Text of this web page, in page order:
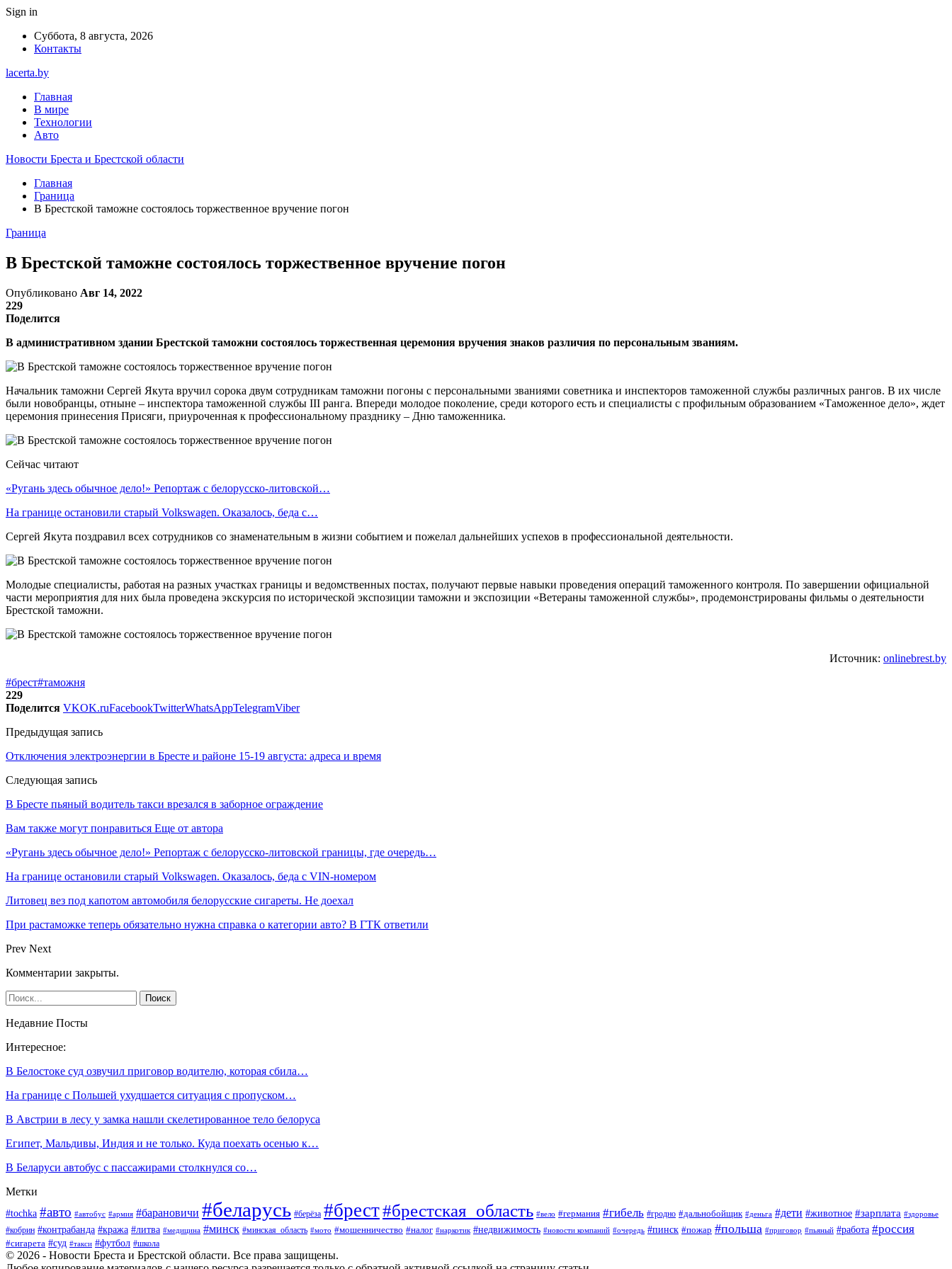
Sign in
Суббота, 8 августа, 2026
Контакты
lacerta.by
Главная
В мире
Технологии
Авто
Новости Бреста и Брестской области
Главная
Граница
В Брестской таможне состоялось торжественное вручение погон
Граница
В Брестской таможне состоялось торжественное вручение погон
Опубликовано Авг 14, 2022
229
Поделится
В административном здании Брестской таможни состоялось торжественная церемония вручения знаков различия по персональным званиям.
Начальник таможни Сергей Якута вручил сорока двум сотрудникам таможни погоны с персональными званиями советника и инспекторов таможенной службы различных рангов. В их числе
были новобранцы, отныне – инспектора таможенной службы III ранга. Впереди молодое поколение, среди которого есть и специалисты с профильным образованием «Таможенное дело», ждет
церемония принесения Присяги, приуроченная к профессиональному празднику – Дню таможенника.
Сейчас читают
«Ругань здесь обычное дело!» Репортаж с белорусско-литовской…
На границе остановили старый Volkswagen. Оказалось, беда с…
Сергей Якута поздравил всех сотрудников со знаменательным в жизни событием и пожелал дальнейших успехов в профессиональной деятельности.
Молодые специалисты, работая на разных участках границы и ведомственных постах, получают первые навыки проведения операций таможенного контроля. По завершении официальной
части мероприятия для них была проведена экскурсия по исторической экспозиции таможни и экспозиции «Ветераны таможенной службы», продемонстрированы фильмы о деятельности
Брестской таможни.
Источник: onlinebrest.by
#брест#таможня
229
Поделится VKOK.ruFacebookTwitterWhatsAppTelegramViber
Предыдущая запись
Отключения электроэнергии в Бресте и районе 15-19 августа: адреса и время
Следующая запись
В Бресте пьяный водитель такси врезался в заборное ограждение
Вам также могут понравиться Еще от автора
«Ругань здесь обычное дело!» Репортаж с белорусско-литовской границы, где очередь…
На границе остановили старый Volkswagen. Оказалось, беда с VIN-номером
Литовец вез под капотом автомобиля белорусские сигареты. Не доехал
При растаможке теперь обязательно нужна справка о категории авто? В ГТК ответили
Prev Next
Комментарии закрыты.
Недавние Посты
Интересное:
В Белостоке суд озвучил приговор водителю, которая сбила…
На границе с Польшей ухудшается ситуация с пропуском…
В Австрии в лесу у замка нашли скелетированное тело белоруса
Египет, Мальдивы, Индия и не только. Куда поехать осенью к…
В Беларуси автобус с пассажирами столкнулся со…
Метки
#tochka #авто #автобус #армия #барановичи #беларусь #берёза #брест#брестская_область #вело #германия #гибель #гродно #дальнобойщик #деньга #дети #животное #зарплата #здоровье
#кобрин #контрабанда #кража #литва #медицина #минск #минская_область #мото #мошенничество #налог #наркотик #недвижимость #новости компаний #очередь #пинск #пожар #польша #приговор #пьяный #работа #россия
#сигарета #суд #такси #футбол #школа
© 2026 - Новости Бреста и Брестской области. Все права защищены.